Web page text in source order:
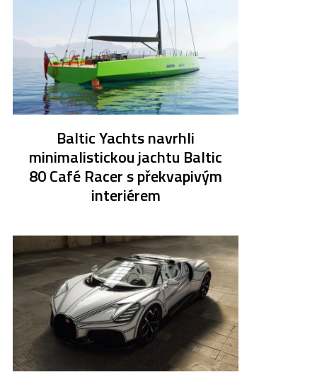
Baltic Yachts navrhli
minimalistickou jachtu Baltic
80 Café Racer s překvapivým
interiérem